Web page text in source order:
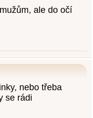
ale do očí
nebo třeba
se rádi